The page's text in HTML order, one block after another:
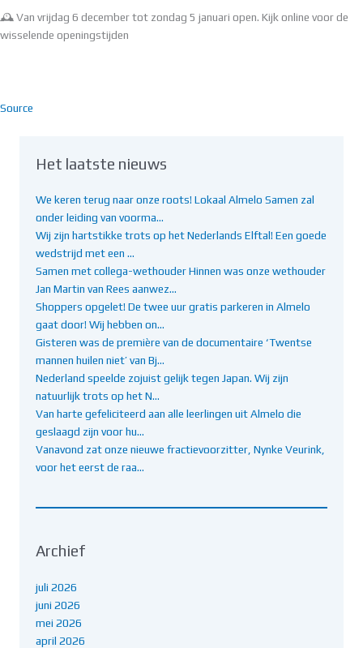
🕰️ Van vrijdag 6 december tot zondag 5 januari open. Kijk online voor de
wisselende openingstijden
Source
Het laatste nieuws
We keren terug naar onze roots! Lokaal Almelo Samen zal
onder leiding van voorma…
Wij zijn hartstikke trots op het Nederlands Elftal! Een goede
wedstrijd met een …
Samen met collega-wethouder Hinnen was onze wethouder
Jan Martin van Rees aanwez…
Shoppers opgelet! De twee uur gratis parkeren in Almelo
gaat door! Wij hebben on…
Gisteren was de première van de documentaire ‘Twentse
mannen huilen niet’ van Bj…
Nederland speelde zojuist gelijk tegen Japan. Wij zijn
natuurlijk trots op het N…
Van harte gefeliciteerd aan alle leerlingen uit Almelo die
geslaagd zijn voor hu…
Vanavond zat onze nieuwe fractievoorzitter, Nynke Veurink,
voor het eerst de raa…
Archief
juli 2026
juni 2026
mei 2026
april 2026